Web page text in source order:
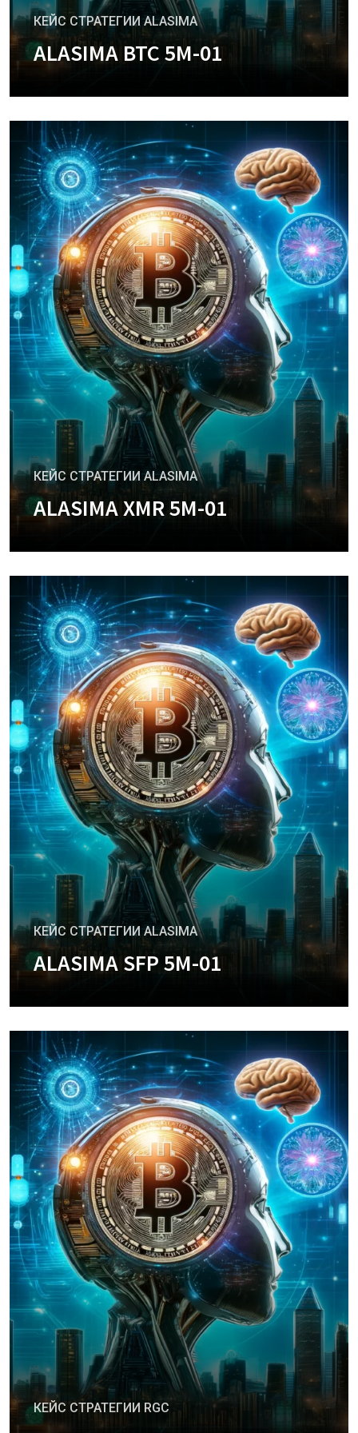
КЕЙС СТРАТЕГИИ ALASIMA
ALASIMA BTC 5M-01
+
КЕЙС СТРАТЕГИИ ALASIMA
ALASIMA XMR 5M-01
+
КЕЙС СТРАТЕГИИ ALASIMA
ALASIMA SFP 5M-01
+
КЕЙС СТРАТЕГИИ RGC